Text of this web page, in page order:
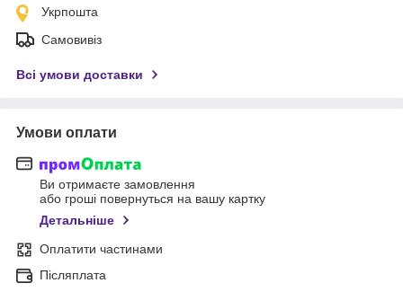
Укрпошта
Самовивіз
Всі умови доставки
Умови оплати
Ви отримаєте замовлення
або гроші повернуться на вашу картку
Детальніше
Оплатити частинами
Післяплата